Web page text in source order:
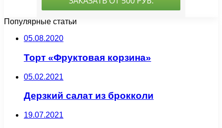
Популярные статьи
05.08.2020
Торт «Фруктовая корзина»
05.02.2021
Дерзкий салат из брокколи
19.07.2021